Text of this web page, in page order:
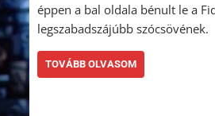
éppen a bal oldala bénult le a
legszabadszájúbb szócsövének.
TOVÁBB OLVASOM